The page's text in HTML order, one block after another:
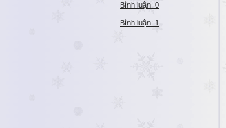
Bình luận: 0
Bình luận: 1